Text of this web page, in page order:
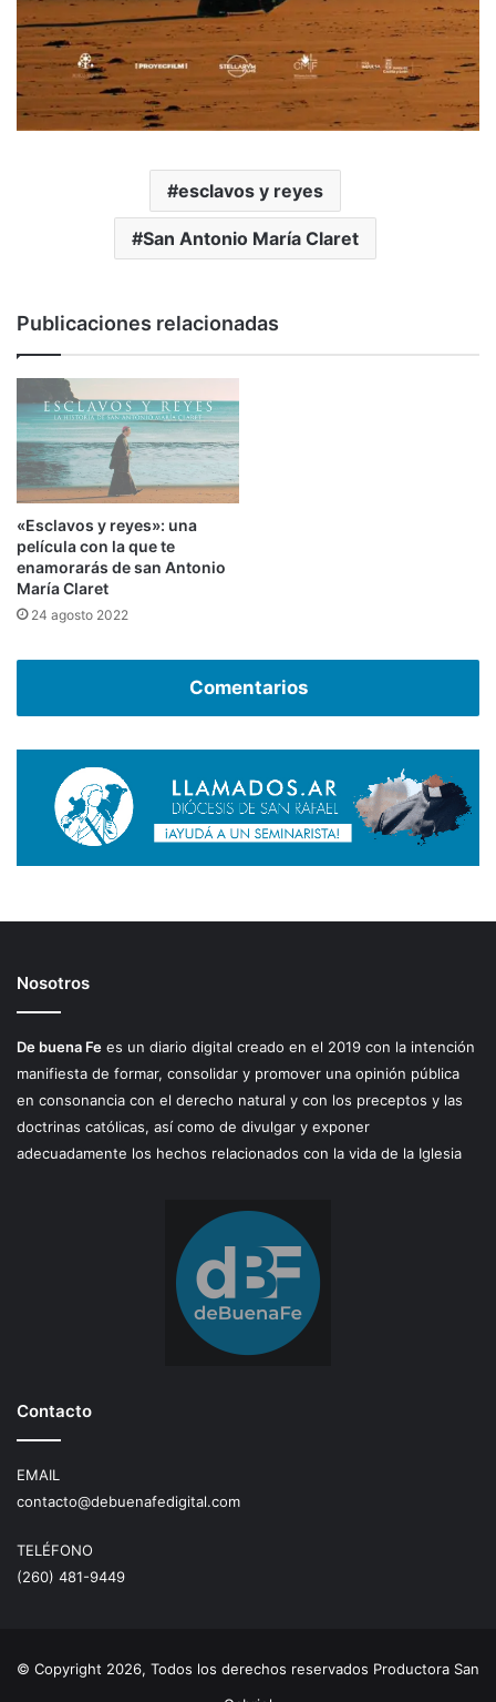
esclavos y reyes
San Antonio María Claret
Publicaciones relacionadas
«Esclavos y reyes»: una
película con la que te
enamorarás de san Antonio
María Claret
24 agosto 2022
Comentarios
Nosotros
De buena Fe es un diario digital creado en el 2019 con la intención
manifiesta de formar, consolidar y promover una opinión pública
en consonancia con el derecho natural y con los preceptos y las
doctrinas católicas, así como de divulgar y exponer
adecuadamente los hechos relacionados con la vida de la Iglesia
Contacto
EMAIL
contacto@debuenafedigital.com
TELÉFONO
(260) 481-9449
© Copyright 2026, Todos los derechos reservados Productora San